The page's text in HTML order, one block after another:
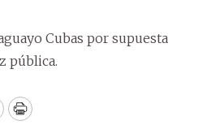
Cubas por supuesta
pública.
Print